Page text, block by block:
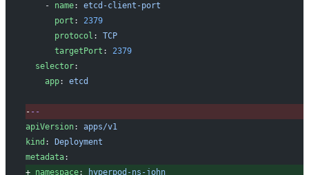
   -
name: etcd-client-port
     port
: 2379
     protocol
: TCP
     targetPort
: 2379
selector:
   app
: etcd
- --
apiVersion: apps/v1
kind :
Deployment
metadata:
+ namespace: hyperpod-ns-john